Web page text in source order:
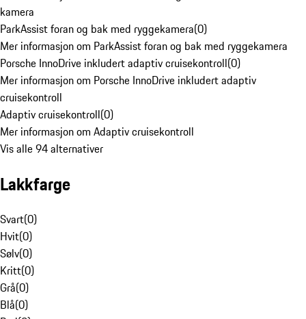
kamera
ParkAssist foran og bak med ryggekamera(0)
Mer informasjon om ParkAssist foran og bak med ryggekamera
Porsche InnoDrive inkludert adaptiv cruisekontroll(0)
Mer informasjon om Porsche InnoDrive inkludert adaptiv
cruisekontroll
Adaptiv cruisekontroll(0)
Mer informasjon om Adaptiv cruisekontroll
Vis alle 94 alternativer
Lakkfarge
Svart(0)
Hvit(0)
Sølv(0)
Kritt(0)
Grå(0)
Blå(0)